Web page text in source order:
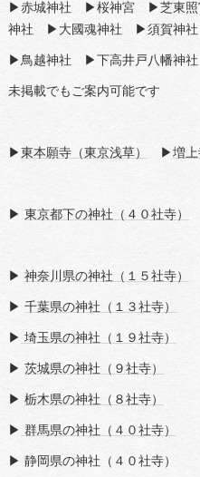
▶赤城神社 ▶桜神宮 ▶芝東
神社 ▶大國魂神社 ▶須賀神社
▶鳥越神社 ▶下高井戸八幡神
未掲載でもご案内可能です
▶ 東本願寺（東京浅草） ▶ 増
▶ 東京都下の神社（４０社寺）
▶ 神奈川県の神社（１５社寺）
▶ 千葉県の神社（１３社寺）
▶ 埼玉県の神社（１９社寺）
▶ 茨城県の神社（９社寺）
▶ 栃木県の神社（８社寺）
▶ 群馬県の神社（４０社寺）
▶ 静岡県の神社（４０社寺）